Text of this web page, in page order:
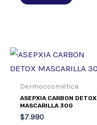
Dermocosmética
ASEPXIA CARBON DETOX
MASCARILLA 30G
$7.990